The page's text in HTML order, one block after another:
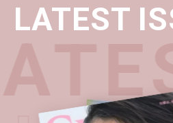
LATEST